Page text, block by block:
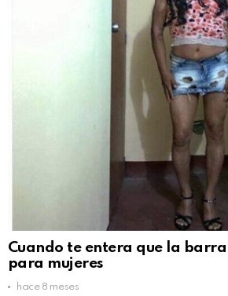
Cuando te entera que la
para mujeres
hace 8 meses